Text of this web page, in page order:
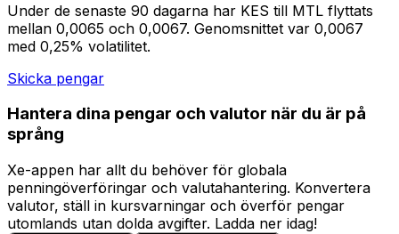
Under de senaste 90 dagarna har KES till MTL flyttats
mellan 0,0065 och 0,0067. Genomsnittet var 0,0067
med 0,25% volatilitet.
Skicka pengar
Hantera dina pengar och valutor när du är på
språng
Xe-appen har allt du behöver för globala
penningöverföringar och valutahantering. Konvertera
valutor, ställ in kursvarningar och överför pengar
utomlands utan dolda avgifter. Ladda ner idag!